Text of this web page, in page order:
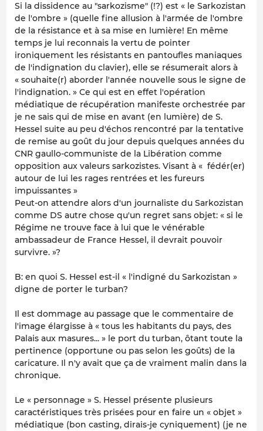
Si la dissidence au "sarkozisme" (!?) est « le Sarkozistan
de l'ombre » (quelle fine allusion à l'armée de l'ombre
de la résistance et à sa mise en lumière! En même
temps je lui reconnais la vertu de pointer
ironiquement les résistants en pantoufles maniaques
de l'indignation du clavier), elle se résumerait alors à
« souhaite(r) aborder l'année nouvelle sous le signe de
l'indignation. » Ce qui est en effet l'opération
médiatique de récupération manifeste orchestrée par
je ne sais qui de mise en avant (en lumière) de S.
Hessel suite au peu d'échos rencontré par la tentative
de remise au goût du jour depuis quelques années du
CNR gaullo-communiste de la Libération comme
opposition aux valeurs sarkozistes. Visant à « fédér(er)
autour de lui les rages rentrées et les fureurs
impuissantes »
Peut-on attendre alors d'un journaliste du Sarkozistan
comme DS autre chose qu'un regret sans objet: « si le
Régime ne trouve face à lui que le vénérable
ambassadeur de France Hessel, il devrait pouvoir
survivre. »?
B: en quoi S. Hessel est-il « l'indigné du Sarkozistan »
digne de porter le turban?
Il est dommage au passage que le commentaire de
l'image élargisse à « tous les habitants du pays, des
Palais aux masures... » le port du turban, ôtant toute la
pertinence (opportune ou pas selon les goûts) de la
caricature. Il n'y avait que ça de vraiment malin dans la
chronique.
Le « personnage » S. Hessel présente plusieurs
caractéristiques très prisées pour en faire un « objet »
médiatique (bon casting, dirais-je cyniquement) (je ne